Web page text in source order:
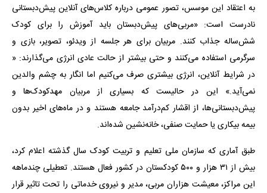
به اعتقاد این موسس، تصور عمومی درباره کلاس‌های آنلاین پیش‌دبستانی
نادرست است: «مربی‌های پیش‌دبستان باید آموزش را برای کودک
شش‌ساله جذاب کنند. مربیان برای هر جلسه از ویدئو، تصویر، بازی و
سرگرمی استفاده می‌کنند و حتی بیشتر از حالت عادی انرژی می‌گذارند: «
در شرایط آنلاین، انرژی بیشتری صرف می‌کنیم اما انگار به چشم والدین
نمی‌آید.» این در حالیست که بسیاری از مربیان مهدکودک‌ها و
پیش‌دبستانی‌ها، از اقشار کم‌درآمد جامعه هستند و در ماه‌های اخیر بدون
بیمه بیکاری یا حمایت صنفی، خانه‌نشین شده‌اند.
طبق آماری که سازمان ملی تعلیم و تربیت کودک سال گذشته اعلام کرد،
بیش از ۳۱ هزار و ۵۰۰ کودکستان در کشور فعال هستند. تعطیلی چندماهه
این مراکز، معیشت هزاران مربی، مدیر و نیروی خدماتی را تحت تاثیر قرار